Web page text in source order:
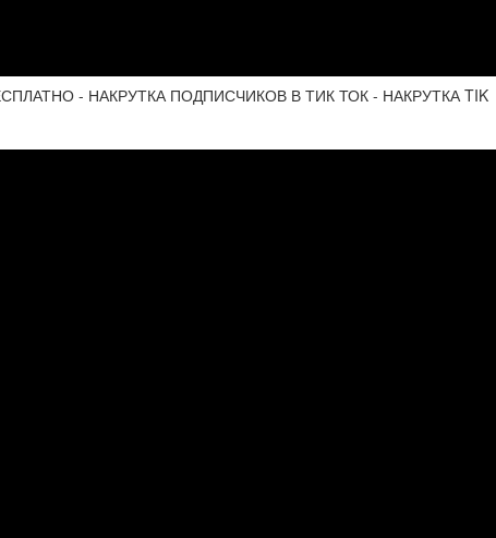
- НАКРУТКА ПОДПИСЧИКОВ В ТИК ТОК - НАКРУТКА TIK